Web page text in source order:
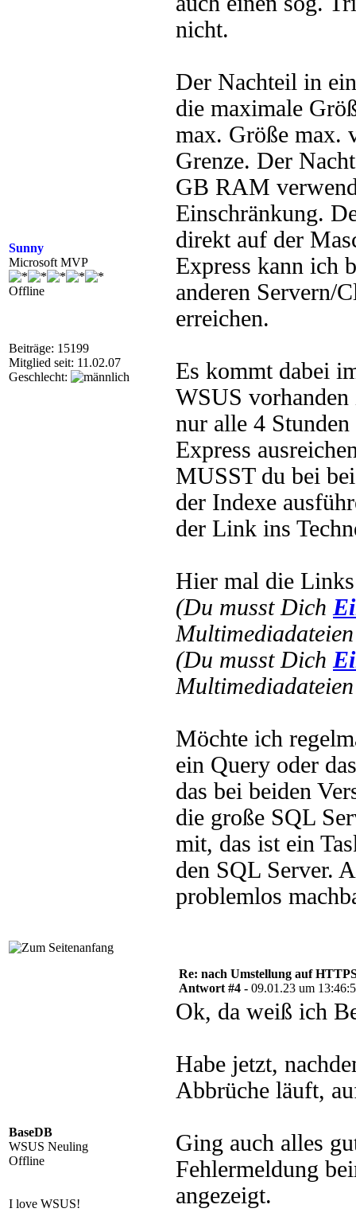
Sunny
Microsoft MVP
Offline
Beiträge: 15199
Mitglied seit: 11.02.07
Geschlecht:
nicht.
Der Nachteil in
die maximale
max. Größe max.
Grenze. Der
GB RAM
Einschränkung.
direkt auf der
Express kann ich
anderen Servern/
erreichen.
Es kommt dabei
WSUS
nur alle 4
Express
MUSST du bei
der Indexe
der Link ins
Hier mal die
(Du musst Dich
(Du musst Dich
Möchte ich
ein Query oder
das bei beiden
die große SQL
mit, das ist ein
den SQL Server.
problemlos
BaseDB
WSUS Neuling
Offline
I love WSUS!
Re: nach Umstellung auf
Antwort #4 - 09.01.23 um
Ok, da weiß ich
Habe jetzt,
Abbrüche läuft,
Ging auch alles
Fehlermeldung
angezeigt.